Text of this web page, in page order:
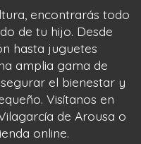
encontrarás todo
de tu hijo. Desde
hasta juguetes
amplia gama de
el bienestar y
Visítanos en
de Arousa o
online.